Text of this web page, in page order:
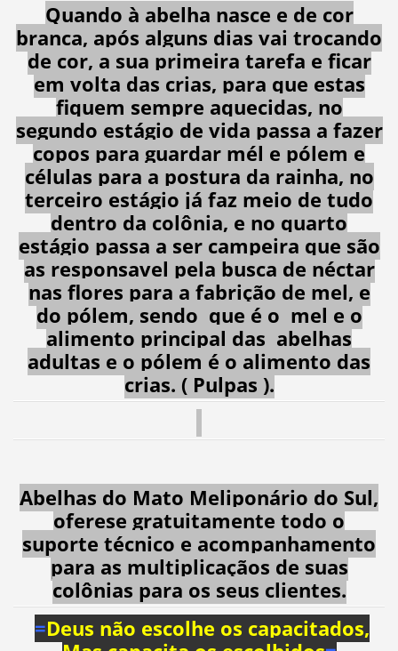
Quando à abelha nasce e de cor
branca, após alguns dias vai trocando
de cor, a sua primeira tarefa e ficar
em volta das crias, para que estas
fiquem sempre aquecidas, no
segundo estágio de vida passa a fazer
copos para guardar mél e pólem e
células para a postura da rainha, no
terceiro estágio já faz meio de tudo
dentro da colônia, e no quarto
estágio passa a ser campeira que são
as responsavel pela busca de néctar
nas flores para a fabrição de mel, e
do pólem, sendo que é o mel e o
alimento principal das abelhas
adultas e o pólem é o alimento das
crias. ( Pulpas ).
Abelhas do Mato Meliponário do Sul,
oferese gratuitamente todo o
suporte técnico e acompanhamento
para as multiplicaçãos de suas
colônias para os seus clientes.
=Deus não escolhe os capacitados,